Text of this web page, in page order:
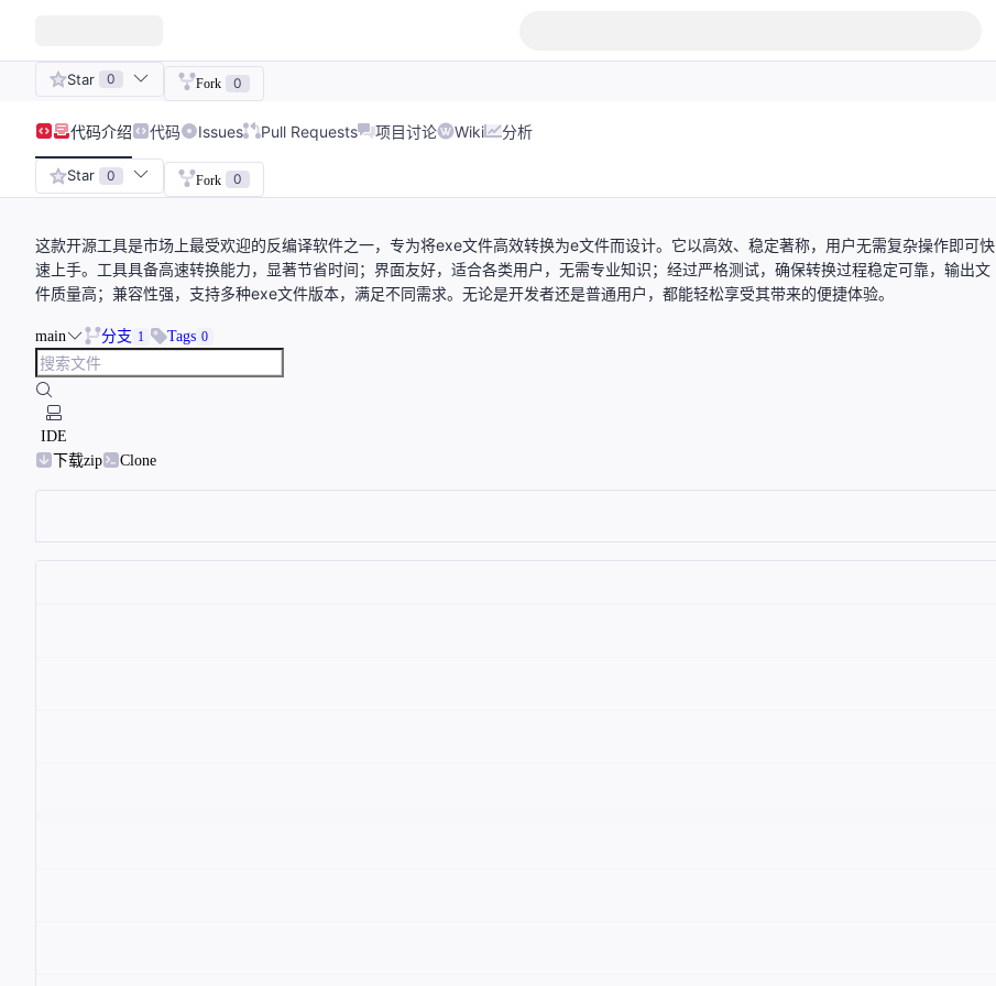
Star 0 Fork 0
代码介绍 代码 Issues Pull Requests 项目讨论 Wiki 分析
Star 0 Fork 0
这款开源工具是市场上最受欢迎的反编译软件之一，专为将exe文件高效转换为e文件而设计。它以高效、稳定著称，用户无需复杂操作即可快
速上手。工具具备高速转换能力，显著节省时间；界面友好，适合各类用户，无需专业知识；经过严格测试，确保转换过程稳定可靠，输出文
件质量高；兼容性强，支持多种exe文件版本，满足不同需求。无论是开发者还是普通用户，都能轻松享受其带来的便捷体验。
main 分支 1 Tags 0
IDE
下载zip
Clone